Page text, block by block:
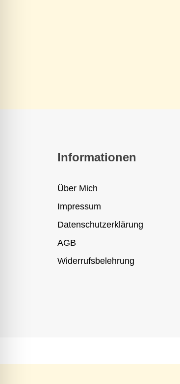
Informationen
Über Mich
Impressum
Datenschutzerklärung
AGB
Widerrufsbelehrung